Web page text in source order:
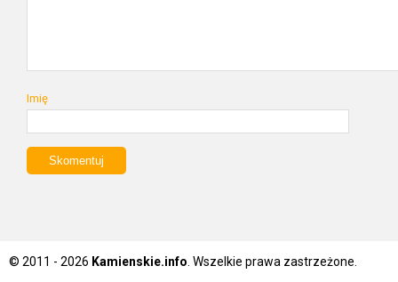
Imię
© 2011 - 2026 Kamienskie.info . Wszelkie prawa zastrzeżone.